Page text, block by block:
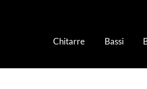
Chitarre Bassi